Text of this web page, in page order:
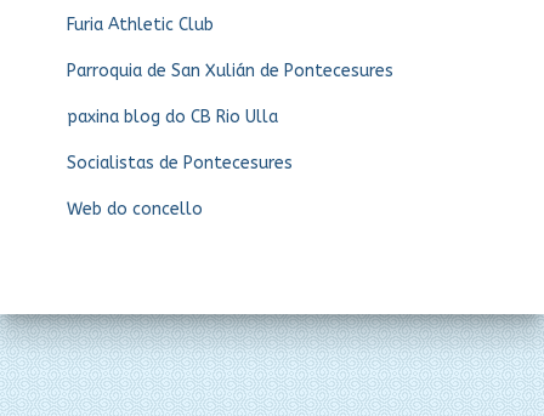
Furia Athletic Club
Parroquia de San Xulián de Pontecesures
paxina blog do CB Rio Ulla
Socialistas de Pontecesures
Web do concello